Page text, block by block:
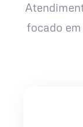
focado